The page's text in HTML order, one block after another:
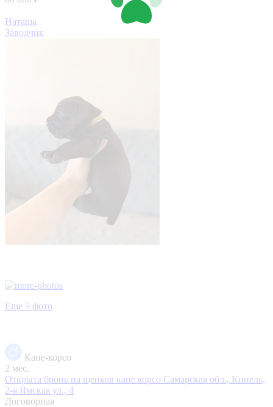
Наташа
Заводчик
Еще 5 фото
Кане-корсо
2 мес.
Открыта бронь на щенков кане корсо Самарская обл., Кинель,
2-я Ямская ул., 4
Договорная